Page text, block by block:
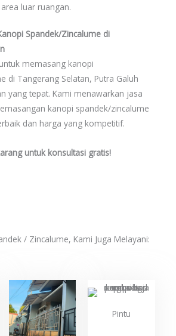
luar ruangan.
Spandek/Zincalume di
memasang kanopi
di Tangerang Selatan, Putra Galuh
yang tepat. Kami menawarkan jasa
kanopi spandek/zincalume
dan harga yang kompetitif.
untuk konsultasi gratis!
/ Zincalume, Kami Juga Melayani:
Pintu